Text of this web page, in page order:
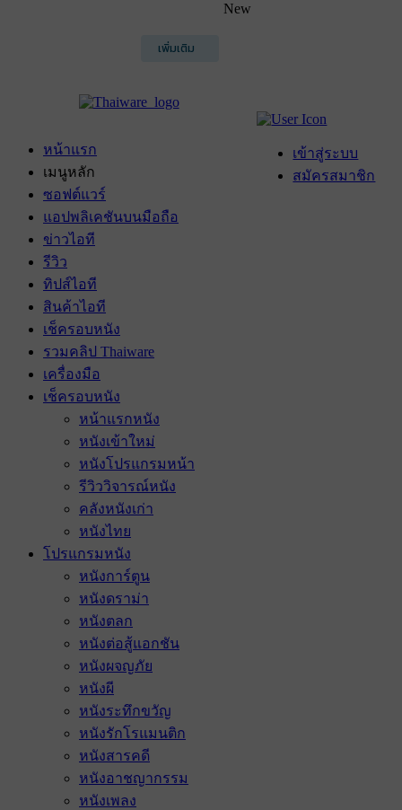
New
เพิ่มเติม
เข้าสู่ระบบ
สมัครสมาชิก
หน้าแรก
เมนูหลัก
ซอฟต์แวร์
แอปพลิเคชันบนมือถือ
ข่าวไอที
รีวิว
ทิปส์ไอที
สินค้าไอที
เช็ครอบหนัง
รวมคลิป Thaiware
เครื่องมือ
เช็ครอบหนัง
หน้าแรกหนัง
หนังเข้าใหม่
หนังโปรแกรมหน้า
รีวิววิจารณ์หนัง
คลังหนังเก่า
หนังไทย
โปรแกรมหนัง
หนังการ์ตูน
หนังดราม่า
หนังตลก
หนังต่อสู้แอกชัน
หนังผจญภัย
หนังผี
หนังระทึกขวัญ
หนังรักโรแมนติก
หนังสารคดี
หนังอาชญากรรม
หนังเพลง